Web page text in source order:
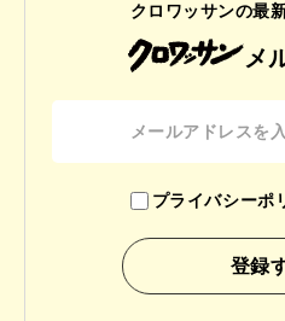
クロワッサンの最
メ
プライバシーポ